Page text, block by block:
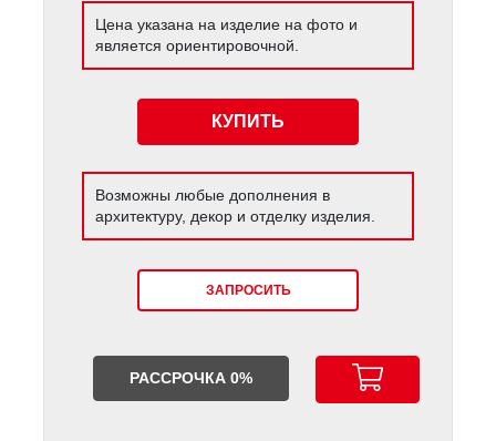
Цена указана на изделие на фото и
является ориентировочной.
КУПИТЬ
Возможны любые дополнения в
архитектуру, декор и отделку изделия.
ЗАПРОСИТЬ
РАССРОЧКА 0%